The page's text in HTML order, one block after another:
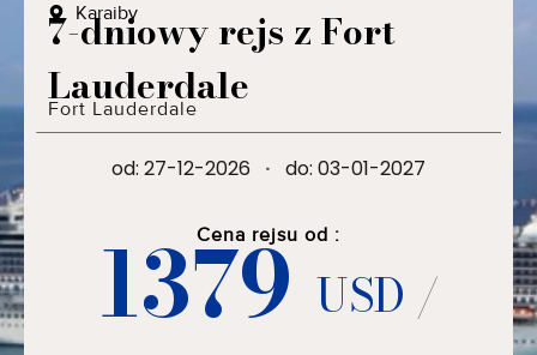
Karaiby
7-dniowy rejs z Fort
Lauderdale
Fort Lauderdale
od: 27-12-2026 · do: 03-01-2027
Cena rejsu od :
1379USD /